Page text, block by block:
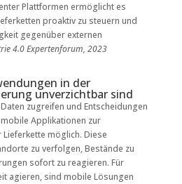
Plattformen ermöglicht es
proaktiv zu steuern und
gegenüber externen
4.0 Expertenforum, 2023
in der
unverzichtbar sind
zugreifen und Entscheidungen
Applikationen zur
möglich. Diese
zu verfolgen, Bestände zu
sofort zu reagieren. Für
agieren, sind mobile Lösungen